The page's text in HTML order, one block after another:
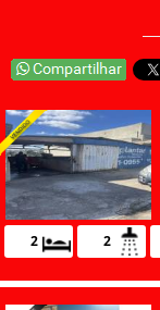
2 2